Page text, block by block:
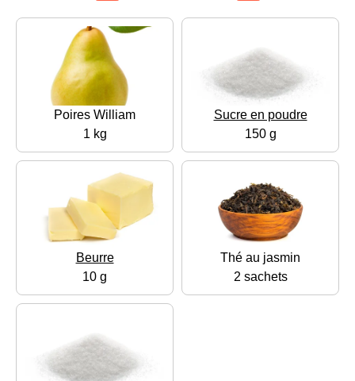
Poires William
1 kg
Sucre en poudre
150 g
Beurre
10 g
Thé au jasmin
2 sachets